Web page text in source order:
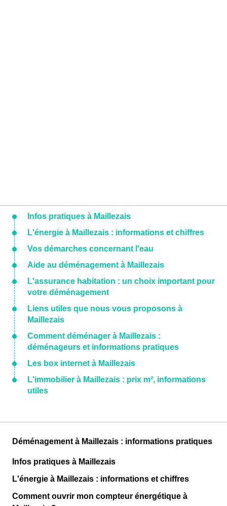
Infos pratiques à Maillezais
L'énergie à Maillezais : informations et chiffres
Vos démarches concernant l'eau
Aide au déménagement à Maillezais
L'assurance habitation : un choix important pour
votre déménagement
Liens utiles que nous vous proposons à
Maillezais
Comment déménager à Maillezais :
déménageurs et informations pratiques
Les box internet à Maillezais
L'immobilier à Maillezais : prix m², informations
utiles
Déménagement à Maillezais : informations pratiques
Infos pratiques à Maillezais
L'énergie à Maillezais : informations et chiffres
Comment ouvrir mon compteur énergétique à